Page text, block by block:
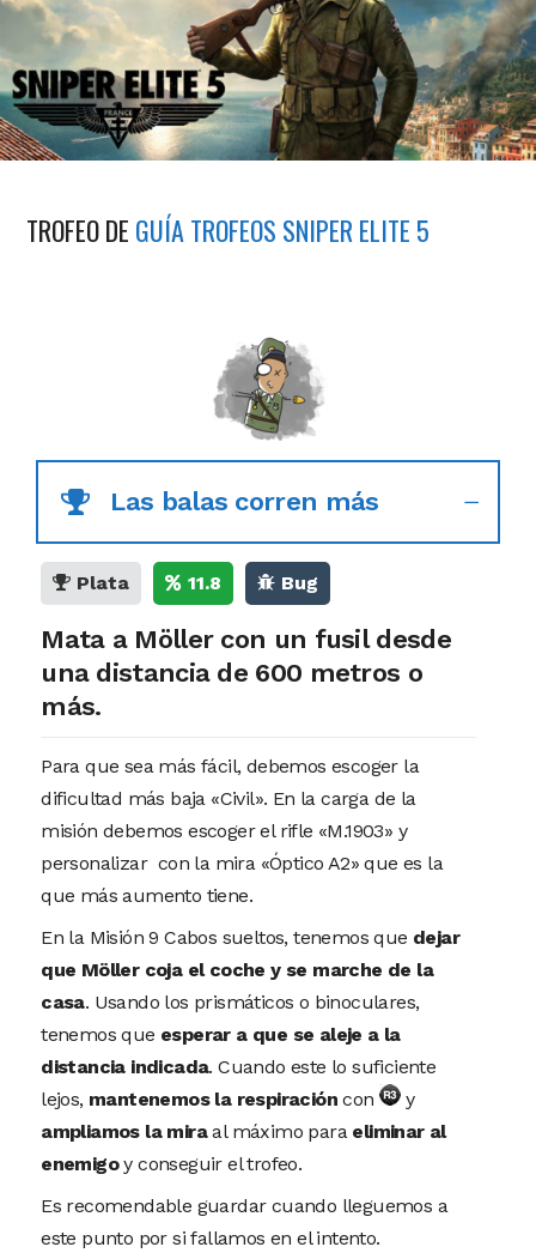
TROFEO DE GUÍA TROFEOS SNIPER ELITE 5
Las balas corren más
Plata 11.8 Bug
Mata a Möller con un fusil desde
una distancia de 600 metros o
más.
Para que sea más fácil, debemos escoger la
dificultad más baja «Civil». En la carga de la
misión debemos escoger el rifle «M.1903» y
personalizar con la mira «Óptico A2» que es la
que más aumento tiene.
En la Misión 9 Cabos sueltos, tenemos que dejar
que Möller coja el coche y se marche de la
casa. Usando los prismáticos o binoculares,
tenemos que esperar a que se aleje a la
distancia indicada. Cuando este lo suficiente
lejos, mantenemos la respiración con
y
ampliamos la miraal máximo para eliminar al
enemigoy conseguir el trofeo.
Es recomendable guardar cuando lleguemos a
este punto por si fallamos en el intento.